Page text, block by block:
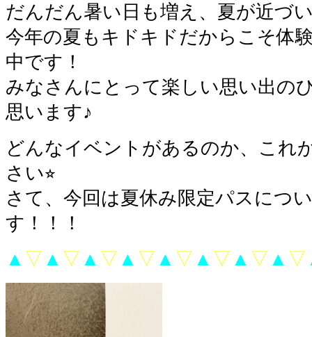
だんだん暑い日も増え、夏が近づ
今年の夏もキドキドだからこそ体
中です！
みなさんにとって楽しい思い出の
思います♪
どんなイベントがあるのか、これ
さい⭐︎
さて、今回は夏休み限定パスにつ
す！！！
▲ ▽ ▲ ▽ ▲ ▽ ▲ ▽ ▲ ▽ ▲ ▽ ▲ ▽ ▲ ▽